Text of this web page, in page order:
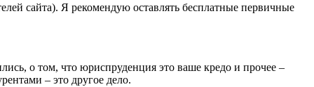
сайта). Я рекомендую оставлять бесплатные первичные
о том, что юриспруденция это ваше кредо и прочее –
– это другое дело.